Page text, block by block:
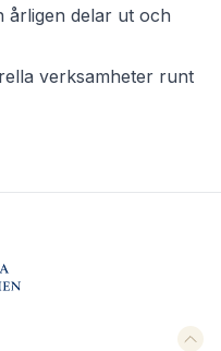
årligen delar ut och
verksamheter runt